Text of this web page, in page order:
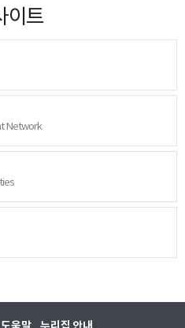
이트
Network